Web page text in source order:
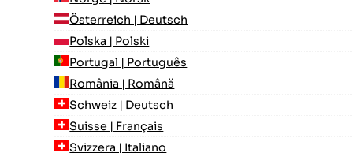
Österreich | Deutsch
Polska | Polski
Portugal | Português
România | Română
Schweiz | Deutsch
Suisse | Français
Svizzera | Italiano